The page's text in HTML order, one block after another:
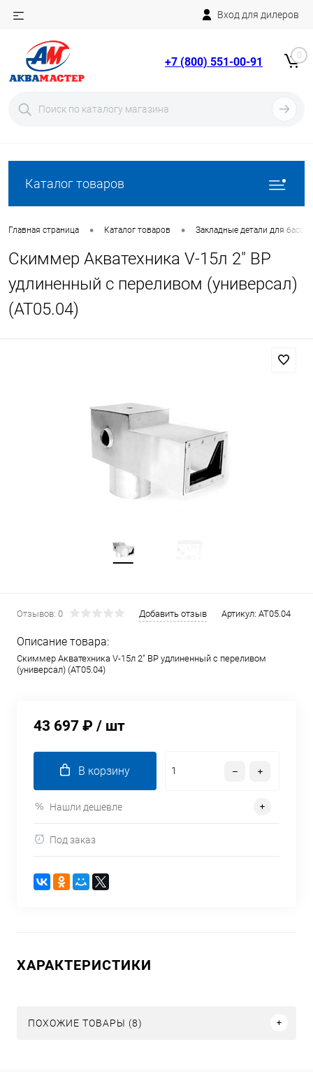
Вход для дилеров
+7 (800) 551-00-91 0
Каталог товаров
Главная страница • Каталог товаров • Закладные детали для
Скиммер Акватехника V-15л 2" ВР
удлиненный с переливом (универсал)
(AT05.04)
Отзывов: 0 Добавить отзыв Артикул: AT05.04
Описание товара:
Скиммер Акватехника V-15л 2" ВР удлиненный с переливом
(универсал) (AT05.04)
43 697 ₽ / шт
В корзину
Нашли дешевле
Под заказ
ХАРАКТЕРИСТИКИ
ПОХОЖИЕ ТОВАРЫ (8)